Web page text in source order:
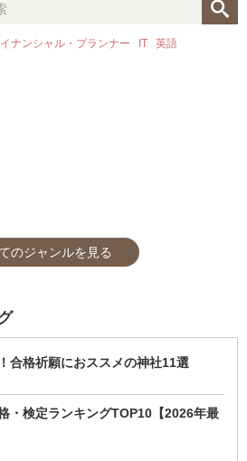
ナンシャル・プランナー IT 英語
のジャンルを見る
合格祈願におススメの神社11選
・検定ランキングTOP10【2026年最